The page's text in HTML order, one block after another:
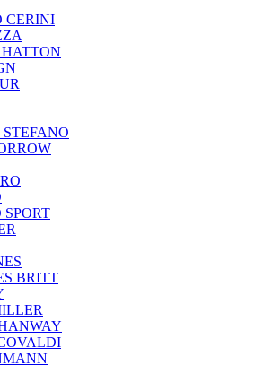
CERINI
BRITT